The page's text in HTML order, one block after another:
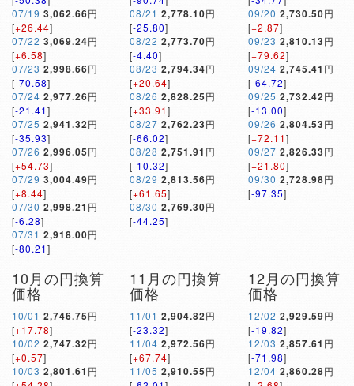
07/19 3,062.66円
[+26.44]
07/22 3,069.24円
[+6.58]
07/23 2,998.66円
[-70.58]
07/24 2,977.26円
[-21.41]
07/25 2,941.32円
[-35.93]
07/26 2,996.05円
[+54.73]
07/29 3,004.49円
[+8.44]
07/30 2,998.21 円
[-6.28]
07/31 2,918.00円
[-80.21]
08/21 2,778.10円
[-25.80]
08/22 2,773.70円
[-4.40]
08/23 2,794.34円
[+20.64]
08/26 2,828.25円
[+33.91]
08/27 2,762.23円
[-66.02]
08/28 2,751.91 円
[-10.32]
08/29 2,813.56円
[+61.65]
08/30 2,769.30円
[-44.25]
09/20 2,730.50円
[+2.87]
09/23 2,810.13円
[+79.62]
09/24 2,745.41 円
[-64.72]
09/25 2,732.42円
[-13.00]
09/26 2,804.53円
[+72.11]
09/27 2,826.33円
[+21.80]
09/30 2,728.98円
[-97.35]
10月の円換算
価格
10/01 2,746.75円
[+17.78]
10/02 2,747.32円
[+0.57]
10/03 2,801.61 円
11月の円換算
価格
11/01 2,904.82円
[-23.32]
11/04 2,972.56円
[+67.74]
11/05 2,910.55円
12月の円換算
価格
12/02 2,929.59円
[-19.82]
12/03 2,857.61 円
[-71.98]
12/04 2,860.28円